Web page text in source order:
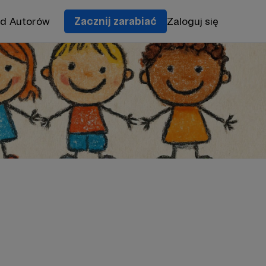
Autorów Zacznij zarabiać Zaloguj się